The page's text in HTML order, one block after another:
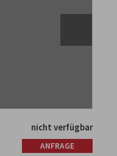
nicht verfügbar
ANFRAGE